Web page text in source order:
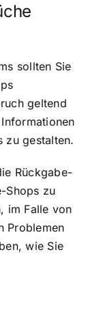
sollten Sie
geltend
zu gestalten.
Rückgabe-
Shops zu
im Falle von
Problemen
wie Sie